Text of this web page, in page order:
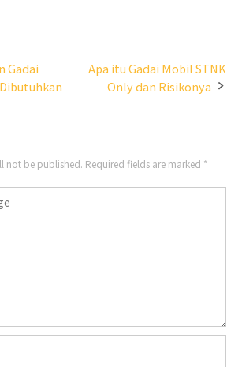
Gadai
Apa itu Gadai Mobil STNK
Only dan Risikonya
not be published. Required fields are marked *